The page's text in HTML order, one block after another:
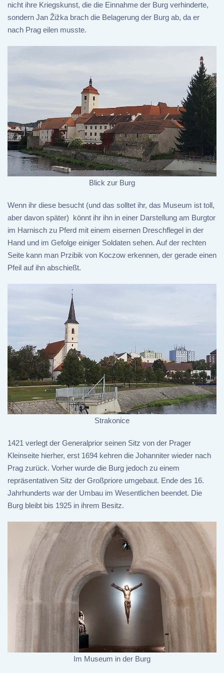
nicht ihre Kriegskunst, die die Einnahme der Burg verhinderte,
sondern Jan Žižka brach die Belagerung der Burg ab, da er
nach Prag eilen musste.
Blick zur Burg
Wenn ihr diese besucht (und das solltet ihr, das Museum ist toll,
aber davon später) könnt ihr ihn in einer Darstellung am Burgtor
im Harnisch zu Pferd mit einem eisernen Dreschflegel in der
Hand und im Gefolge einiger Soldaten sehen. Auf der rechten
Seite kann man Przibik von Koczow erkennen, der gerade einen
Pfeil auf ihn abschießt.
Strakonice
1421 verlegt der Generalprior seinen Sitz von der Prager
Kleinseite hierher, erst 1694 kehren die Johanniter wieder nach
Prag zurück. Vorher wurde die Burg jedoch zu einem
repräsentativen Sitz der Großpriore umgebaut. Ende des 16.
Jahrhunderts war der Umbau im Wesentlichen beendet. Die
Burg bleibt bis 1925 in ihrem Besitz.
Im Museum in der Burg